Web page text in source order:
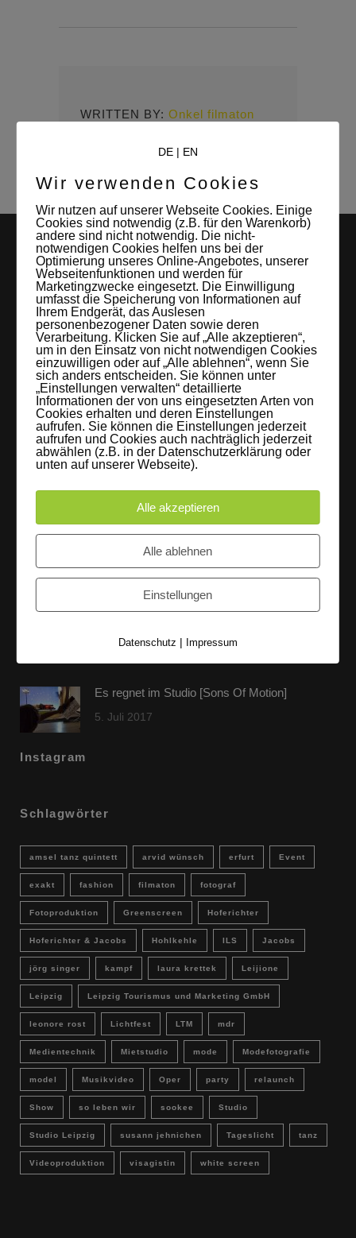
WRITTEN BY: Onkel filmaton
LEIPZIGS MIETSTUDIO
Hier lassen sich Foto- und Videoproduktionen aller Art in
entspannter Loftatmosphäre realisieren. Alles da, was man
braucht: Technik, Platz, Couch und Kaffee. Folgt uns!
9. Oktober 2017
FLAMINGOCAT Premium Collection [Susann
Es regnet im Studio [Sons Of Motion]
5. Juli 2017
Instagram
Schlagwörter
amsel tanz quintett arvid wünsch erfurt Event
exakt fashion filmaton fotograf
Fotoproduktion Greenscreen Hoferichter
Hoferichter & Jacobs Hohlkehle ILS Jacobs
jörg singer kampf laura krettek Leijione
Leipzig Leipzig Tourismus und Marketing GmbH
leonore rost Lichtfest LTM mdr
Medientechnik Mietstudio mode Modefotografie
model Musikvideo Oper party relaunch
Show so leben wir sookee Studio
Studio Leipzig susann jehnichen Tageslicht tanz
Videoproduktion visagistin white screen
DE| EN
Wir verwenden Cookies
Wir nutzen auf unserer Webseite Cookies. Einige
Cookies sind notwendig (z.B. für den Warenkorb)
andere sind nicht notwendig. Die nicht-
notwendigen Cookies helfen uns bei der
Optimierung unseres Online-Angebotes, unserer
Webseitenfunktionen und werden für
Marketingzwecke eingesetzt. Die Einwilligung
umfasst die Speicherung von Informationen auf
Ihrem Endgerät, das Auslesen
personenbezogener Daten sowie deren
Verarbeitung. Klicken Sie auf „Alle akzeptieren“,
um in den Einsatz von nicht notwendigen Cookies
einzuwilligen oder auf „Alle ablehnen“, wenn Sie
sich anders entscheiden. Sie können unter
„Einstellungen verwalten“ detaillierte
Informationen der von uns eingesetzten Arten von
Cookies erhalten und deren Einstellungen
aufrufen. Sie können die Einstellungen jederzeit
aufrufen und Cookies auch nachträglich jederzeit
abwählen (z.B. in der Datenschutzerklärung oder
unten auf unserer Webseite).
Alle akzeptieren
Alle ablehnen
Einstellungen
Datenschutz | Impressum